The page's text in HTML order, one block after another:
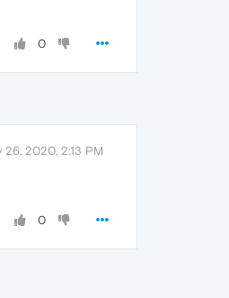
0
26, 2020, 2:13 PM
0